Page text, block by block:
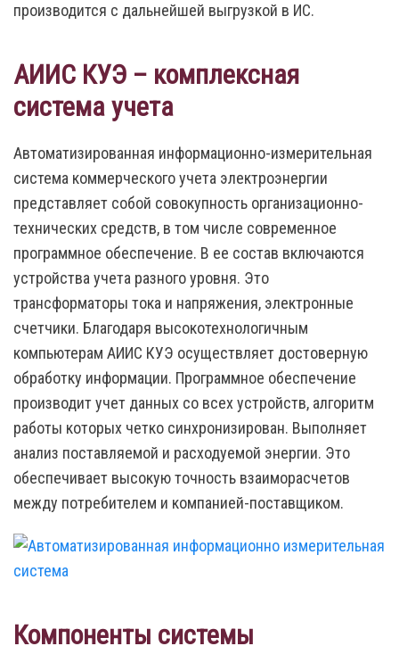
производится с дальнейшей выгрузкой в ИС.
АИИС КУЭ – комплексная
система учета
Автоматизированная информационно-измерительная
система коммерческого учета электроэнергии
представляет собой совокупность организационно-
технических средств, в том числе современное
программное обеспечение. В ее состав включаются
устройства учета разного уровня. Это
трансформаторы тока и напряжения, электронные
счетчики. Благодаря высокотехнологичным
компьютерам АИИС КУЭ осуществляет достоверную
обработку информации. Программное обеспечение
производит учет данных со всех устройств, алгоритм
работы которых четко синхронизирован. Выполняет
анализ поставляемой и расходуемой энергии. Это
обеспечивает высокую точность взаиморасчетов
между потребителем и компанией-поставщиком.
Компоненты системы